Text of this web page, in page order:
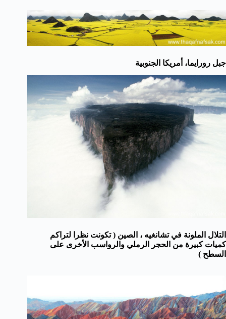
جبل رورايما، أمريكا الجنوبية
التلال الملونة في تشانغيه ، الصين ( تكونت نظرا لتراكم
كميات كبيرة من الحجر الرملي والرواسب الأخرى على
السطح )